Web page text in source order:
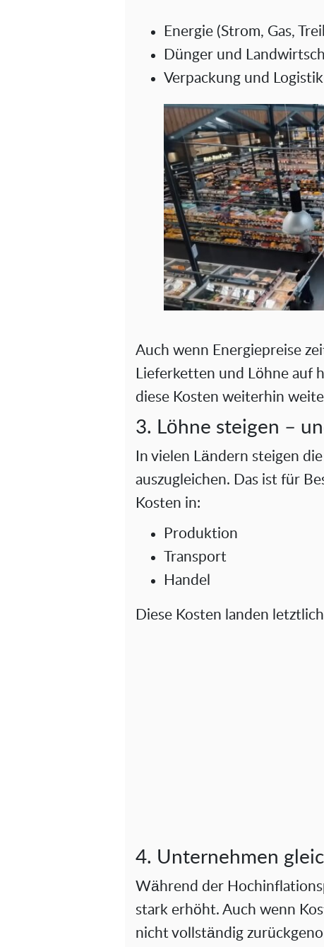
Energie (Strom, Gas,
Dünger und
Verpackung und Logistik
Auch wenn Energiepreise
Lieferketten und Löhne auf
diese Kosten weiterhin
3. Löhne steigen –
In vielen Ländern steigen
auszugleichen. Das ist für
Kosten in:
Produktion
Transport
Handel
Diese Kosten landen
4. Unternehmen
Während der
stark erhöht. Auch wenn
nicht vollständig